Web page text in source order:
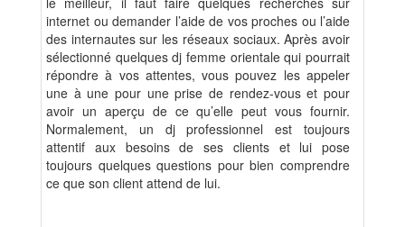
internet ou demander l’aide de vos proches ou l’aide
des internautes sur les réseaux sociaux. Après avoir
sélectionné quelques dj femme orientale qui pourrait
répondre à vos attentes, vous pouvez les appeler
une à une pour une prise de rendez-vous et pour
avoir un aperçu de ce qu’elle peut vous fournir.
Normalement, un dj professionnel est toujours
attentif aux besoins de ses clients et lui pose
toujours quelques questions pour bien comprendre
ce que son client attend de lui.